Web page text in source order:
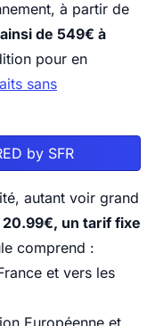
à partir de
de 549€ à
pour en
sans
by SFR
autant voir grand
20.99€, un tarif fixe
comprend :
et vers les